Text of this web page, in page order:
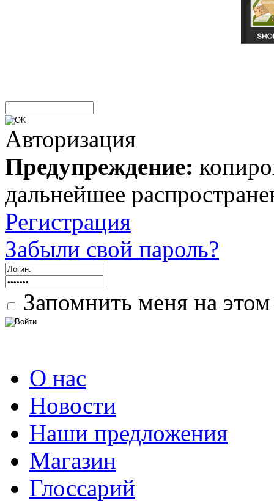
Авторизация
Предупреждение:
дальнейшее
Регистрация
Забыли свой пароль?
Запомнить меня на
О нас
Новости
Наши предложения
Магазин
Глоссарий